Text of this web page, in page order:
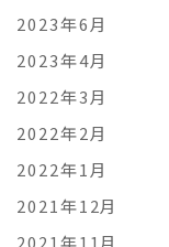
2023年6月
2023年4月
2022年3月
2022年2月
2022年1月
2021年12月
2021年11月